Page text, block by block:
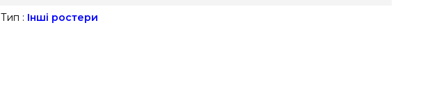
Тип : Інші ростери